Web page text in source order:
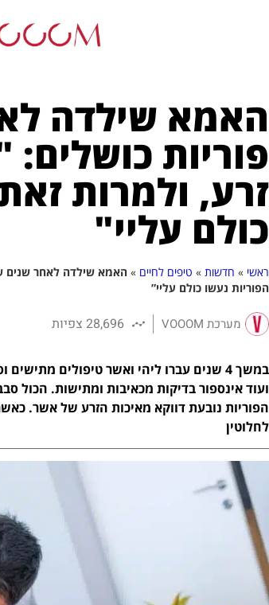
האמא שילדה
פוריות
זרע, ולמרות
כולם עליי"
ראשי » חדשות » טיפים לחיים » האמא שילדה לאחר שנים
הפוריות נעשו כולם עליי”
מערכת VOOOM 28,696 צפיות
במשך 4 שנים עברו ליהי ואשר טיפולים
ועוד אינספור בדיקות מכאיבות ומתישות. הכול
הפוריות נובעת דווקא מאיכות הזרע של אשר.
לחלוטין